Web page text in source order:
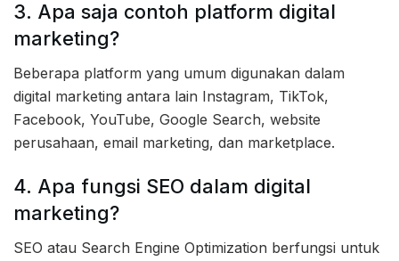
3. Apa saja contoh platform digital
marketing?
Beberapa platform yang umum digunakan dalam
digital marketing antara lain Instagram, TikTok,
Facebook, YouTube, Google Search, website
perusahaan, email marketing, dan marketplace.
4. Apa fungsi SEO dalam digital
marketing?
SEO atau Search Engine Optimization berfungsi untuk